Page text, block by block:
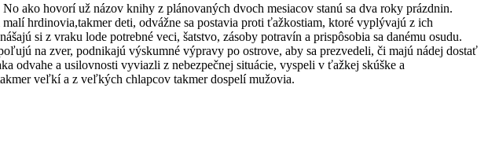
ako hovorí už názov knihy z plánovaných dvoch mesiacov stanú sa dva roky prázdnin.
hrdinovia,takmer deti, odvážne sa postavia proti ťažkostiam, ktoré vyplývajú z ich
si z vraku lode potrebné veci, šatstvo, zásoby potravín a prispôsobia sa danému osudu.
na zver, podnikajú výskumné výpravy po ostrove, aby sa prezvedeli, či majú nádej dostať
odvahe a usilovnosti vyviazli z nebezpečnej situácie, vyspeli v ťažkej skúške a
veľkí a z veľkých chlapcov takmer dospelí mužovia.